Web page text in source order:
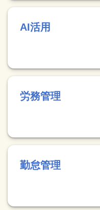
AI活用
労務管理
勤怠管理